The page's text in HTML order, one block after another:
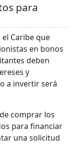
para
Caribe que
en bonos
deben
y
a invertir será
comprar los
para financiar
una solicitud